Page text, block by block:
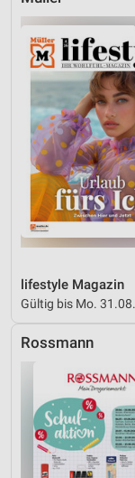
lifestyle Magazin
Gültig bis Mo. 31.08.
Rossmann
Werbung